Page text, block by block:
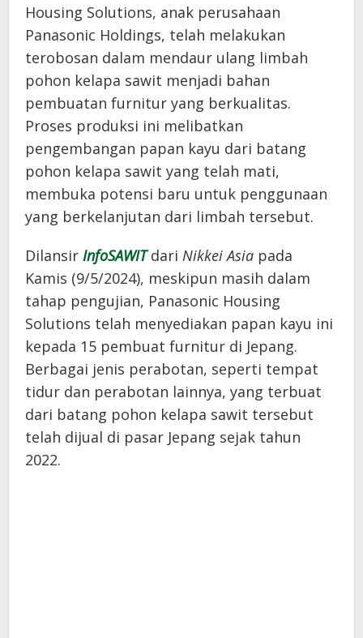
Housing Solutions, anak perusahaan
Panasonic Holdings, telah melakukan
terobosan dalam mendaur ulang limbah
pohon kelapa sawit menjadi bahan
pembuatan furnitur yang berkualitas.
Proses produksi ini melibatkan
pengembangan papan kayu dari batang
pohon kelapa sawit yang telah mati,
membuka potensi baru untuk penggunaan
yang berkelanjutan dari limbah tersebut.
Dilansir InfoSAWITdari Nikkei Asia pada
Kamis (9/5/2024), meskipun masih dalam
tahap pengujian, Panasonic Housing
Solutions telah menyediakan papan kayu ini
kepada 15 pembuat furnitur di Jepang.
Berbagai jenis perabotan, seperti tempat
tidur dan perabotan lainnya, yang terbuat
dari batang pohon kelapa sawit tersebut
telah dijual di pasar Jepang sejak tahun
2022.